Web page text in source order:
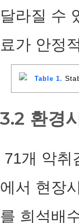
달라질 수
료가 안정
Table 1.
3.2 환경
71개 악취
에서 현장
를 희석배